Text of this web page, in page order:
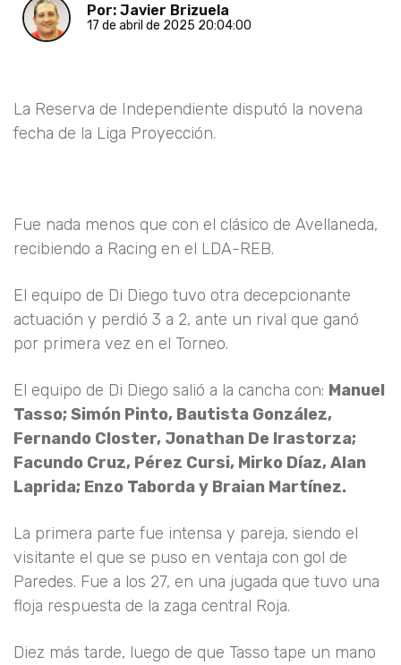
Por: Javier Brizuela
17 de abril de 2025 20:04:00
La Reserva de Independiente disputó la novena
fecha de la Liga Proyección.
Fue nada menos que con el clásico de Avellaneda,
recibiendo a Racing en el LDA-REB.
El equipo de Di Diego tuvo otra decepcionante
actuación y perdió 3 a 2, ante un rival que ganó
por primera vez en el Torneo.
El equipo de Di Diego salió a la cancha con: Manuel
Tasso; Simón Pinto, Bautista González,
Fernando Closter, Jonathan De Irastorza;
Facundo Cruz, Pérez Cursi, Mirko Díaz, Alan
Laprida; Enzo Taborda y Braian Martínez.
La primera parte fue intensa y pareja, siendo el
visitante el que se puso en ventaja con gol de
Paredes. Fue a los 27, en una jugada que tuvo una
floja respuesta de la zaga central Roja.
Diez más tarde, luego de que Tasso tape un mano